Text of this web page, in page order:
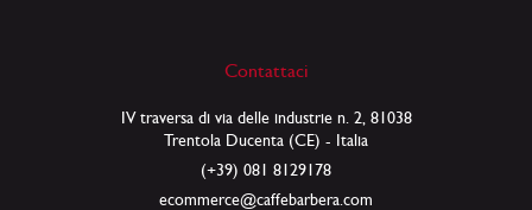
Contattaci
IV traversa di via delle industrie n. 2, 81038
Trentola Ducenta (CE) - Italia
(+39) 081 8129178
ecommerce@caffebarbera.com